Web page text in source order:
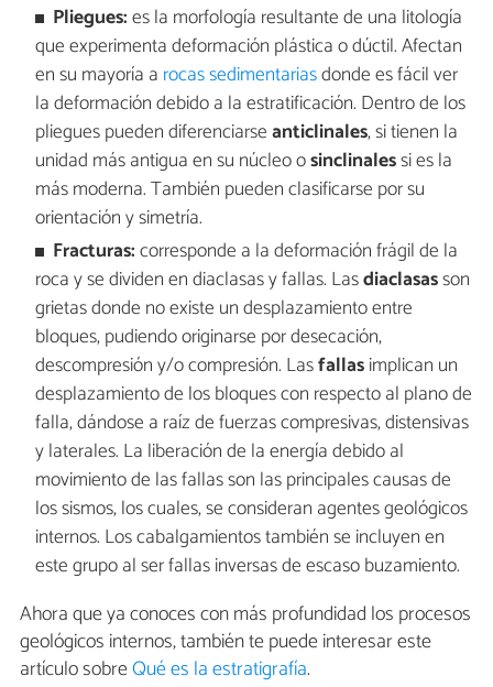
Pliegues:es la morfología resultante de una litología
que experimenta deformación plástica o dúctil. Afectan
en su mayoría a rocas sedimentariasdonde es fácil ver
la deformación debido a la estratificación. Dentro de los
pliegues pueden diferenciarseanticlinales, si tienen la
unidad más antigua en su núcleo osinclinalessi es la
más moderna. También pueden clasificarse por su
orientación y simetría.
Fracturas:corresponde a la deformación frágil de la
roca y se dividen en diaclasas y fallas. Lasdiaclasasson
grietas donde no existe un desplazamiento entre
bloques, pudiendo originarse por desecación,
descompresión y/o compresión. Lasfallasimplican un
desplazamiento de los bloques con respecto al plano de
falla, dándose a raíz de fuerzas compresivas, distensivas
y laterales. La liberación de la energía debido al
movimiento de las fallas son las principales causas de
los sismos, los cuales, se consideran agentes geológicos
internos. Los cabalgamientos también se incluyen en
este grupo al ser fallas inversas de escaso buzamiento.
Ahora que ya conoces con más profundidad los procesos
geológicos internos, también te puede interesar este
artículo sobreQué es la estratigrafía.